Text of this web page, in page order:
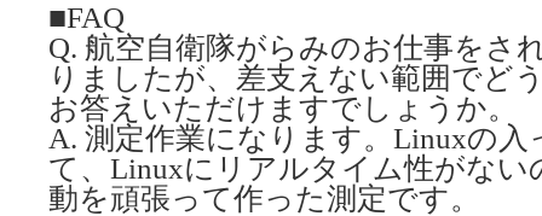
■FAQ
Q. 航空自衛隊がらみのお仕事をさ
りましたが、差支えない範囲でど
お答えいただけますでしょうか。
A. 測定作業になります。Linuxの入
て、Linuxにリアルタイム性がな
動を頑張って作った測定です。